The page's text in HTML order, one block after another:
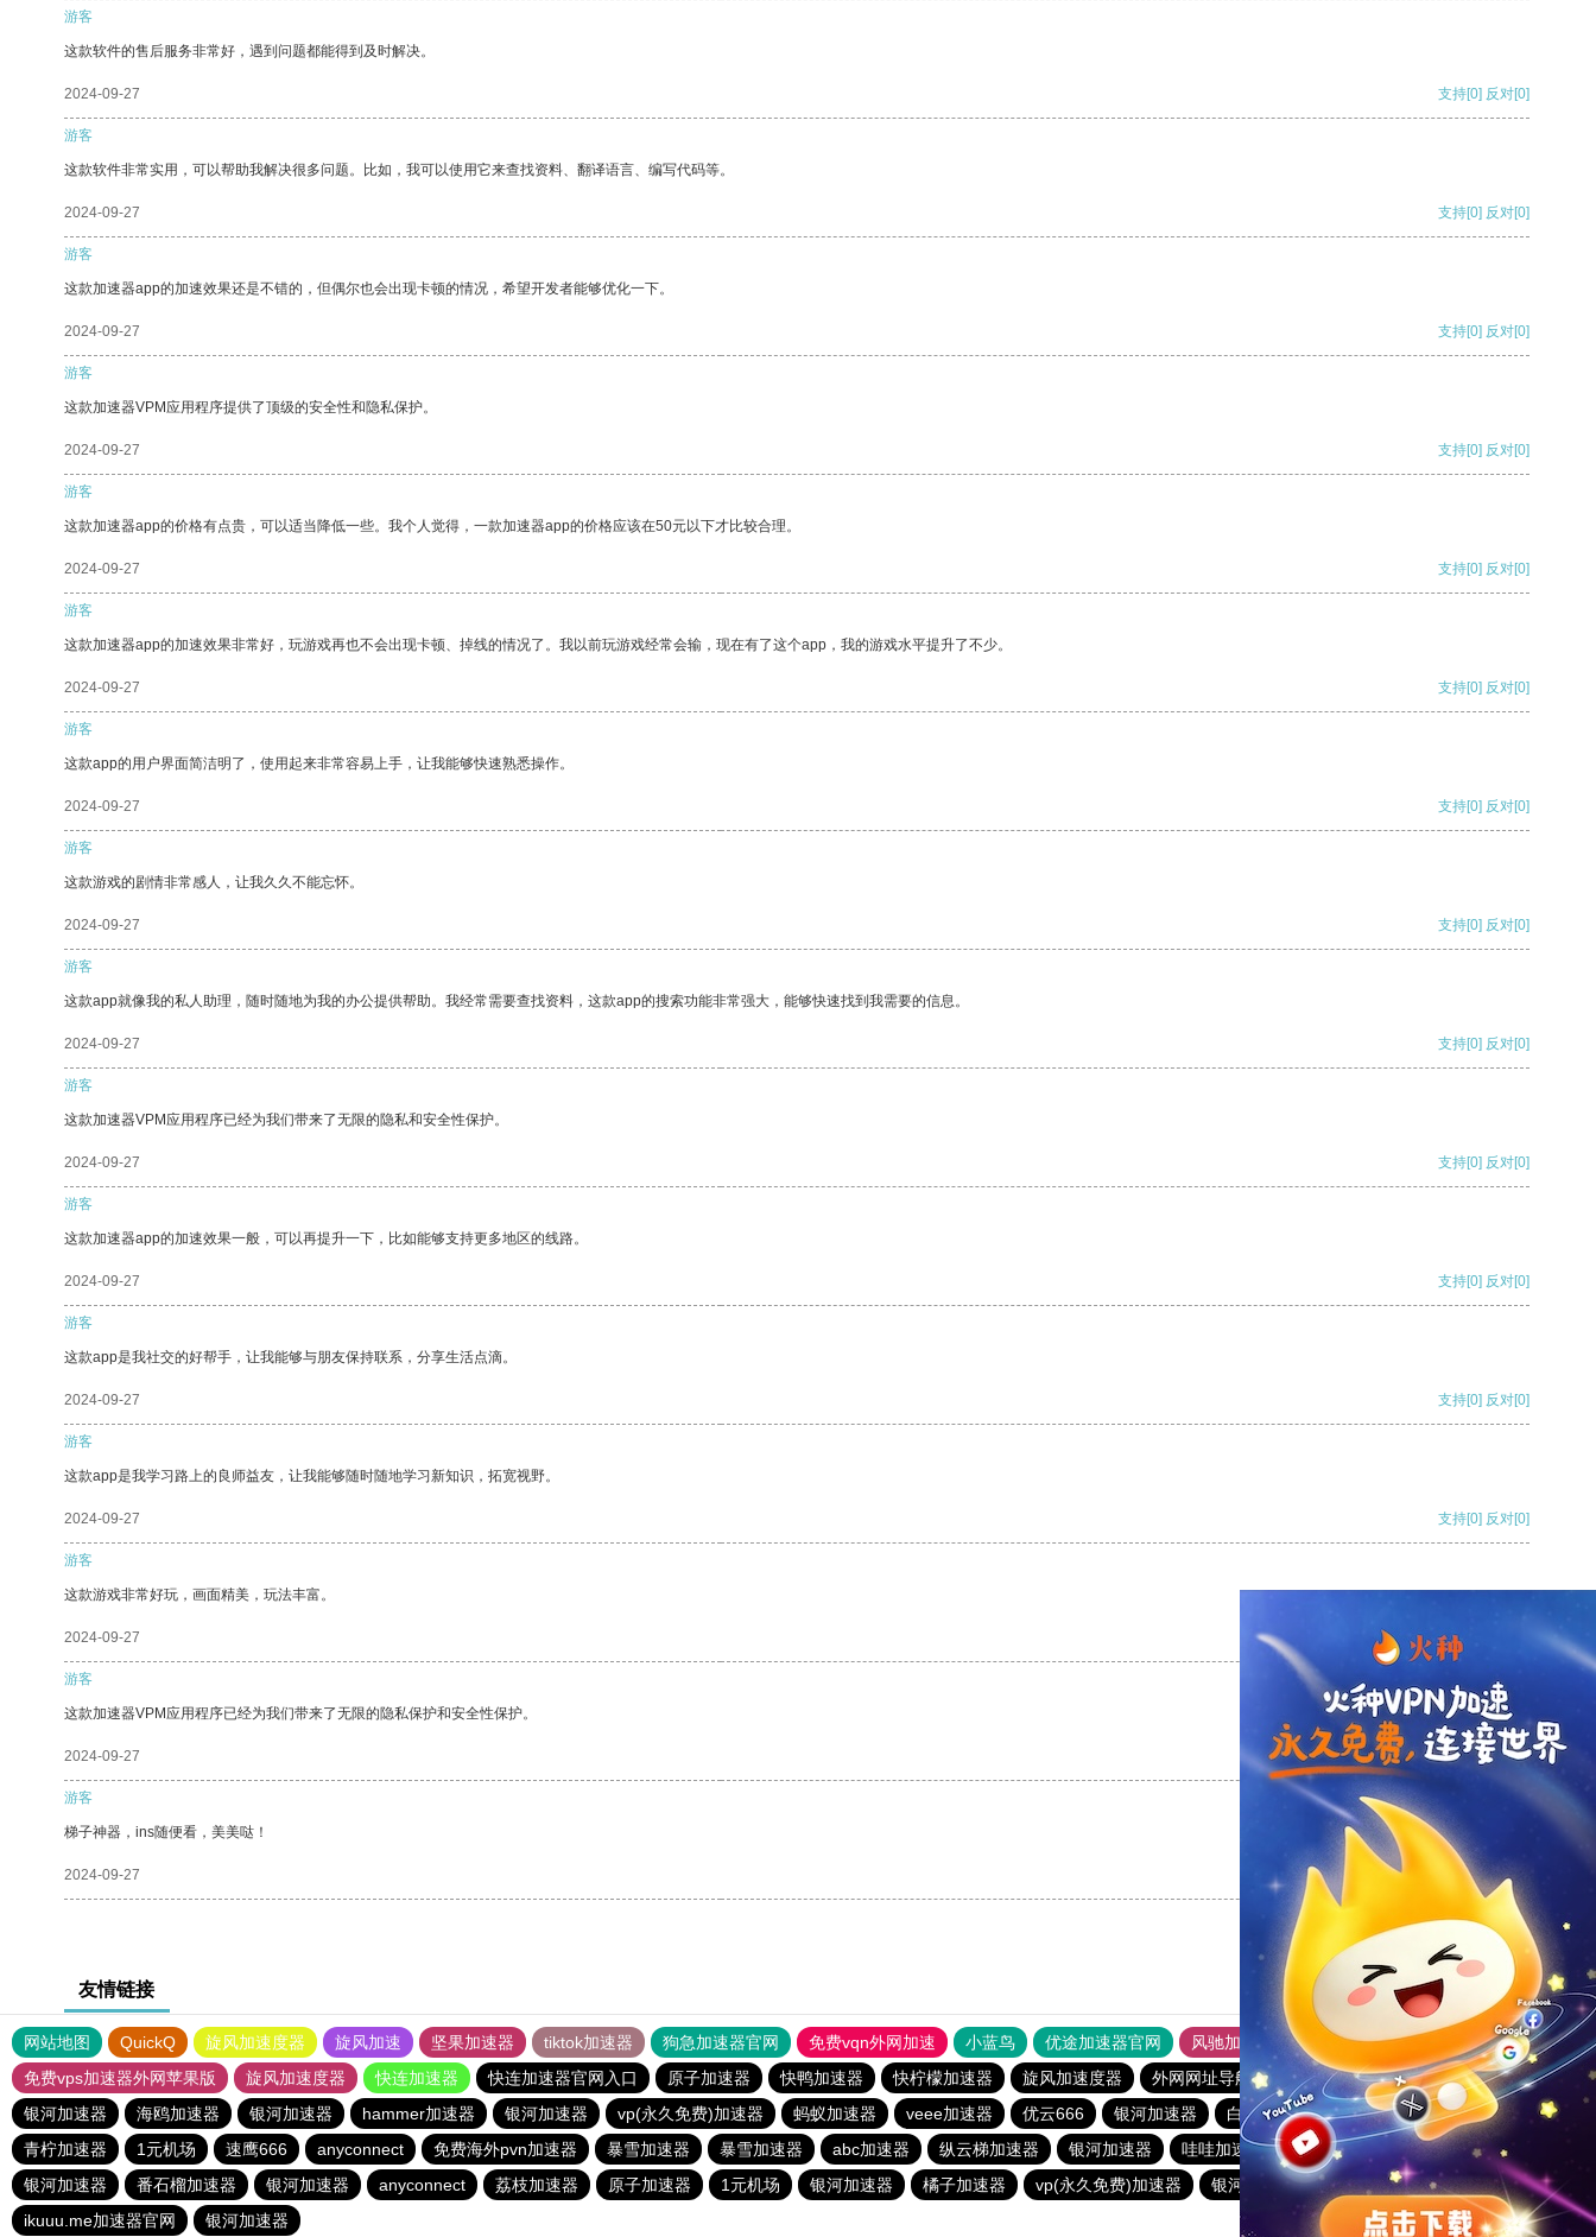
游客
这款软件的售后服务非常好，遇到问题都能得到及时解决。
2024-09-27 支持[0] 反对[0]
游客
这款软件非常实用，可以帮助我解决很多问题。比如，我可以使用它来查找资料、翻译语言、编写代码等。
2024-09-27 支持[0] 反对[0]
游客
这款加速器app的加速效果还是不错的，但偶尔也会出现卡顿的情况，希望开发者能够优化一下。
2024-09-27 支持[0] 反对[0]
游客
这款加速器VPM应用程序提供了顶级的安全性和隐私保护。
2024-09-27 支持[0] 反对[0]
游客
这款加速器app的价格有点贵，可以适当降低一些。我个人觉得，一款加速器app的价格应该在50元以下才比较合理。
2024-09-27 支持[0] 反对[0]
游客
这款加速器app的加速效果非常好，玩游戏再也不会出现卡顿、掉线的情况了。我以前玩游戏经常会输，现在有了这个app，我的游戏水平提升了不少。
2024-09-27 支持[0] 反对[0]
游客
这款app的用户界面简洁明了，使用起来非常容易上手，让我能够快速熟悉操作。
2024-09-27 支持[0] 反对[0]
游客
这款游戏的剧情非常感人，让我久久不能忘怀。
2024-09-27 支持[0] 反对[0]
游客
这款app就像我的私人助理，随时随地为我的办公提供帮助。我经常需要查找资料，这款app的搜索功能非常强大，能够快速找到我需要的信息。
2024-09-27 支持[0] 反对[0]
游客
这款加速器VPM应用程序已经为我们带来了无限的隐私和安全性保护。
2024-09-27 支持[0] 反对[0]
游客
这款加速器app的加速效果一般，可以再提升一下，比如能够支持更多地区的线路。
2024-09-27 支持[0] 反对[0]
游客
这款app是我社交的好帮手，让我能够与朋友保持联系，分享生活点滴。
2024-09-27 支持[0] 反对[0]
游客
这款app是我学习路上的良师益友，让我能够随时随地学习新知识，拓宽视野。
2024-09-27 支持[0] 反对[0]
游客
这款游戏非常好玩，画面精美，玩法丰富。
2024-09-27 支持
游客
这款加速器VPM应用程序已经为我们带来了无限的隐私保护和安全性保护。
2024-09-27 支持[0] 反对[0]
游客
梯子神器，ins随便看，美美哒！
2024-09-27 支持[0] 反对[0]
友情链接
网站地图 QuickQ 旋风加速度器 旋风加速 坚果加速器 tiktok加速器 狗急加速器官网 免费vqn外网加速 小蓝鸟 优途加速器官网 风驰加速器
旋风加速器
免费vps加速器外网苹果版
旋风加速度器 快连加速器 快连加速器官网入口 原子加速器 快鸭加速器 快柠檬加速器 旋风加速度器 外网网址导航 软件中心
蜜蜂加速器
银河加速器
海鸥加速器 银河加速器 hammer加速器 银河加速器 vp(永久免费)加速器 蚂蚁加速器 veee加速器 优云666 银河加速器 白鲸加速器 海外梯子官网
青柠加速器
青柠加速器
1元机场 速鹰666 anyconnect 免费海外pvn加速器 暴雪加速器 暴雪加速器 abc加速器 纵云梯加速器 银河加速器 哇哇加速器 anyconnect
暴雪加速器
银河加速器
番石榴加速器 银河加速器 anyconnect 荔枝加速器 原子加速器 1元机场 银河加速器 橘子加速器 vp(永久免费)加速器 银河加速器
银河加速器
ikuuu.me加速器官网
银河加速器